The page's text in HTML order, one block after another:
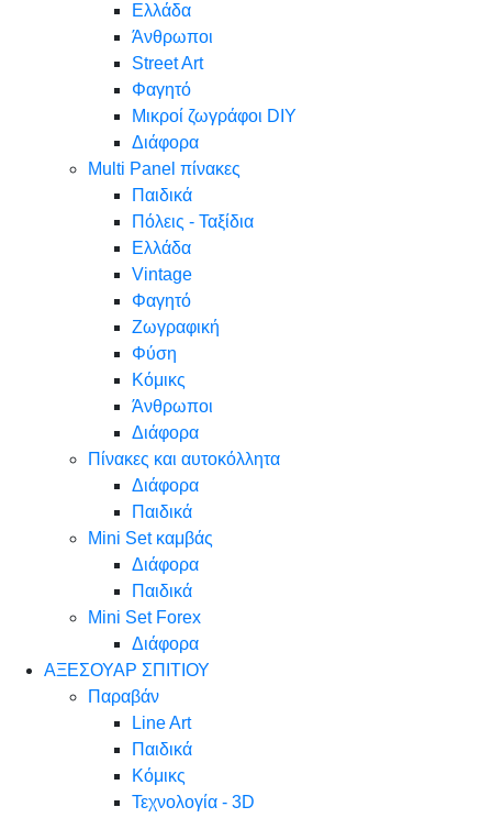
Ελλάδα
Άνθρωποι
Street Art
Φαγητό
Μικροί ζωγράφοι DIY
Διάφορα
Multi Panel πίνακες
Παιδικά
Πόλεις - Ταξίδια
Ελλάδα
Vintage
Φαγητό
Ζωγραφική
Φύση
Κόμικς
Άνθρωποι
Διάφορα
Πίνακες και αυτοκόλλητα
Διάφορα
Παιδικά
Mini Set καμβάς
Διάφορα
Παιδικά
Mini Set Forex
Διάφορα
ΑΞΕΣΟΥΑΡ ΣΠΙΤΙΟΥ
Παραβάν
Line Art
Παιδικά
Κόμικς
Τεχνολογία - 3D